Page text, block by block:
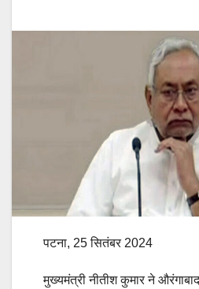
पटना, 25 सितंबर 2024
मुख्यमंत्री नीतीश कुमार ने